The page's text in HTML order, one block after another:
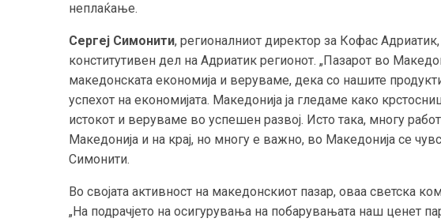
неплаќање.
Сергеј Симонити, регионалниот директор за Кофас
конститутивен дел на Адриатик регионот. „Пазарот во
македонската економија и веруваме, дека со нашите
успехот на економијата. Македонија ја гледаме како
истокот и веруваме во успешен развој. Исто така, многу
Македонија и на крај, но многу е важно, во Македонија се
Симонити.
Во својата активност на македонскиот пазар, оваа светска
„На подрачјето на осигурувања на побарувањата наш ценет